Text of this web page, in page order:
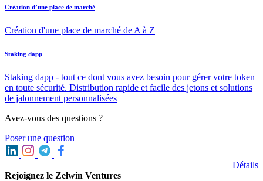
Création d’une place de marché
Création d'une place de marché de A à Z
Staking dapp
Staking dapp - tout ce dont vous avez besoin pour gérer votre token
en toute sécurité. Distribution rapide et facile des jetons et solutions
de jalonnement personnalisées
Avez-vous des questions ?
Poser une question
Rejoignez le Zelwin Ventures
Détails